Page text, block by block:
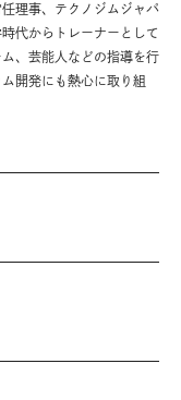
理事、テクノジムジャパ
代からトレーナーとして
、芸能人などの指導を行
開発にも熱心に取り組